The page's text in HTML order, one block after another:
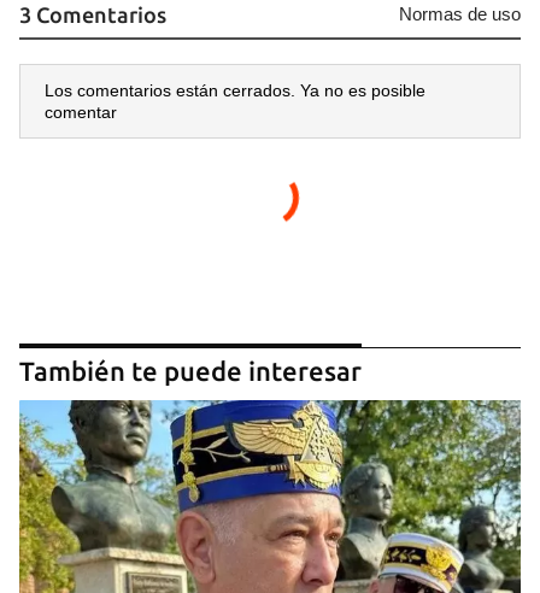
3 Comentarios Normas de uso
Los comentarios están cerrados. Ya no es posible
comentar
También te puede interesar